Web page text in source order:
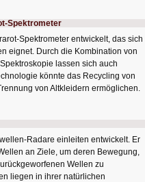
Spektrometer
Spektrometer entwickelt, das sich
eignet. Durch die Kombination von
lassen sich auch
könnte das Recycling von
von Altkleidern ermöglichen.
Radare einleiten entwickelt. Er
an Ziele, um deren Bewegung,
Wellen zu
liegen in ihrer natürlichen